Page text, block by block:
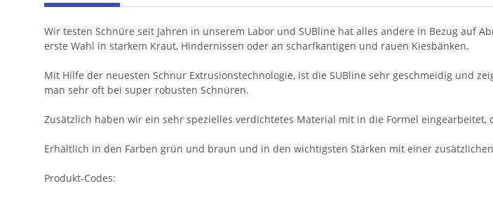
Wir testen Schnüre seit Jahren in unserem Labor und SUBline hat alles andere in Bezug auf
erste Wahl in starkem Kraut, Hindernissen oder an scharfkantigen und rauen Kiesbänken.
Mit Hilfe der neuesten Schnur Extrusionstechnologie, ist die SUBline sehr geschmeidig und
man sehr oft bei super robusten Schnüren.
Zusätzlich haben wir ein sehr spezielles verdichtetes Material mit in die Formel
Erhältlich in den Farben grün und braun und in den wichtigsten Stärken mit einer
Produkt-Codes: